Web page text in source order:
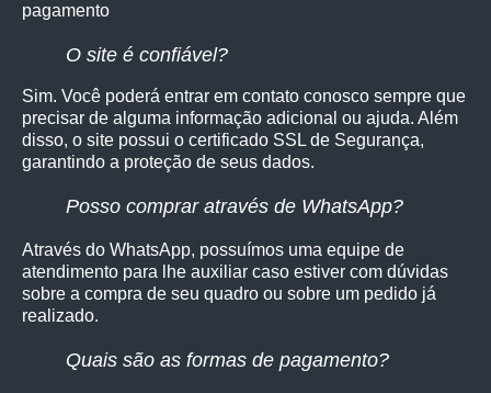
pagamento
O site é confiável?
Sim. Você poderá entrar em contato conosco sempre que
precisar de alguma informação adicional ou ajuda. Além
disso, o site possui o certificado SSL de Segurança,
garantindo a proteção de seus dados.
Posso comprar através de WhatsApp?
Através do WhatsApp, possuímos uma equipe de
atendimento para lhe auxiliar caso estiver com dúvidas
sobre a compra de seu quadro ou sobre um pedido já
realizado.
Quais são as formas de pagamento?